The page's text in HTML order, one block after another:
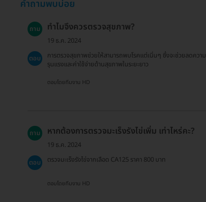
คำถามพบบ่อย
ถาม ทำไมจึงควรตรวจสุขภาพ?
19 ธ.ค. 2024
ตอบ
การตรวจสุขภาพช่วยให้สามารถพบโรคแต่เนิ่นๆ ซึ่งจะช่วยลดความ
รุนแรงและค่าใช้จ่ายด้านสุขภาพในระยะยาว
ตอบโดยทีมงาน HD
ถาม หากต้องการตรวจมะเร็งรังไข่เพิ่ม เท่าไหร่คะ?
19 ธ.ค. 2024
ตอบ
ตรวจมะเร็งรังไข่จากเลือด CA125 ราคา 800 บาท
ตอบโดยทีมงาน HD